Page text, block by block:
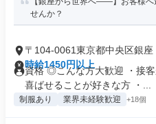
せんか？
〒104-0061東京都中央区銀座
時給1450円以上
資格 ◎こんな方大歓迎 ・接
喜ばせることが好きな方 ・...
制服あり 業界未経験歓迎 +18個